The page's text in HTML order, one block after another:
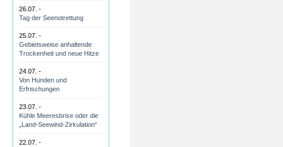
26.07. -
Tag der Seenotrettung
25.07. -
Gebietsweise anhaltende
Trockenheit und neue Hitze
24.07. -
Von Hunden und
Erfrischungen
23.07. -
Kühle Meeresbrise oder die
„Land-Seewind-Zirkulation“
22.07. -